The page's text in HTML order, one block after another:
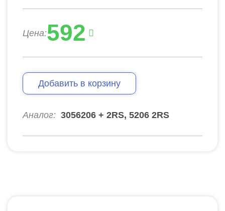
Цена:592
Добавить в корзину
Аналог: 3056206 + 2RS, 5206 2RS